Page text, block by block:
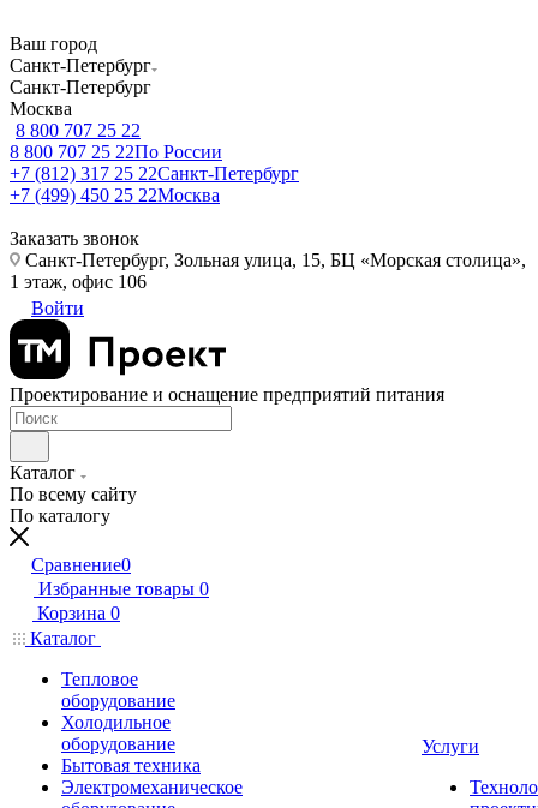
Ваш город
Санкт-Петербург
Санкт-Петербург
Москва
8 800 707 25 22
8 800 707 25 22По России
+7 (812) 317 25 22Санкт-Петербург
+7 (499) 450 25 22Москва
Заказать звонок
Санкт-Петербург, Зольная улица, 15, БЦ «Морская столица»,
1 этаж, офис 106
Войти
Проектирование и оснащение предприятий питания
Каталог
По всему сайту
По каталогу
Сравнение0
Избранные товары 0
Корзина 0
Каталог
Тепловое
оборудование
Холодильное
оборудование
Бытовая техника
Электромеханическое
Услуги